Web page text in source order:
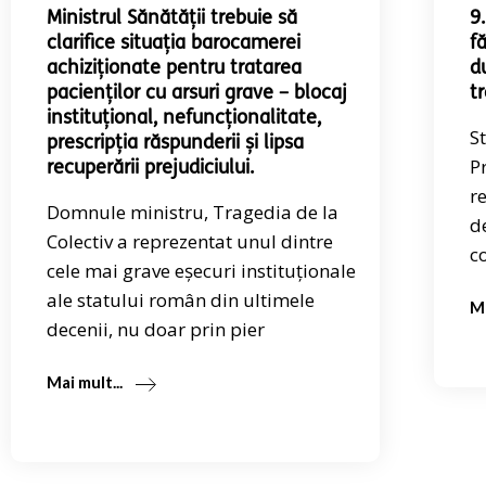
Ministrul Sănătății trebuie să
clarifice situația barocamerei
achiziționate pentru tratarea
pacienților cu arsuri grave – blocaj
instituțional, nefuncționalitate,
prescripția răspunderii și lipsa
recuperării prejudiciului.
Domnule ministru, Tragedia de la
Colectiv a reprezentat unul dintre
cele mai grave eșecuri instituționale
ale statului român din ultimele
decenii, nu doar prin pier
Mai mult...